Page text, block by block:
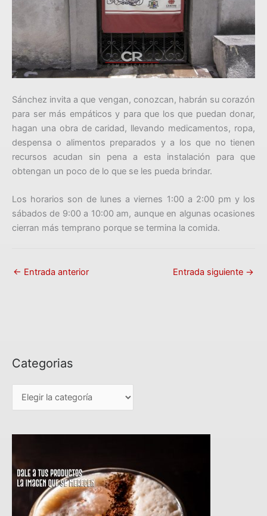
Sánchez invita a que vengan, conozcan, habrán su corazón
para ser más empáticos y para que los que puedan donar,
hagan una obra de caridad, llevando medicamentos, ropa,
despensa o alimentos preparados y a los que no tienen
recursos acudan sin pena a esta instalación para que
obtengan un poco de lo que se les pueda brindar.
Los horarios son de lunes a viernes 1:00 a 2:00 pm y los
sábados de 9:00 a 10:00 am, aunque en algunas ocasiones
cierran más temprano porque se termina la comida.
← Entrada anterior Entrada siguiente →
Categorias
C
r